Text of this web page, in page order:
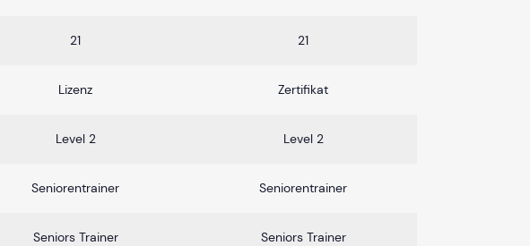
21 21
Lizenz Zertifikat
Level 2 Level 2
Seniorentrainer Seniorentrainer
Seniors Trainer Seniors Trainer